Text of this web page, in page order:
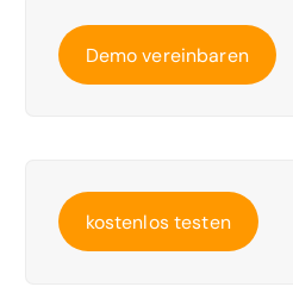
Demo vereinbaren
kostenlos testen